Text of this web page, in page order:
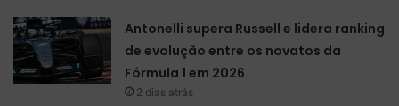
Antonelli supera Russell e lidera ranking
de evolução entre os novatos da
Fórmula 1 em 2026
2 dias atrás